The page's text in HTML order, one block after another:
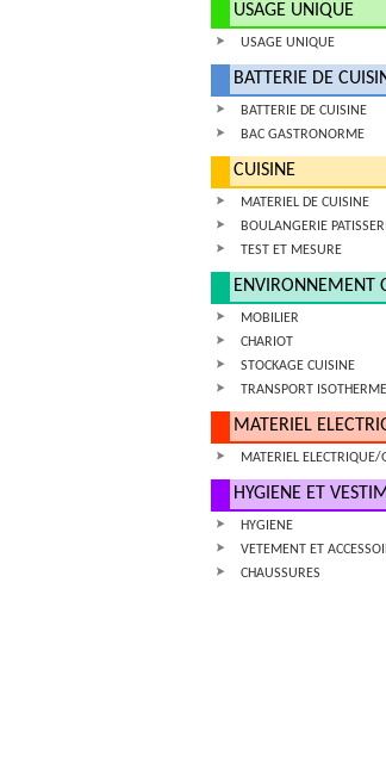
USAGE UNIQUE
USAGE UNIQUE
BATTERIE DE
BATTERIE DE CUISINE
BAC GASTRONORME
CUISINE
MATERIEL DE CUISINE
BOULANGERIE
TEST ET MESURE
ENVIRONNEMENT
MOBILIER
CHARIOT
STOCKAGE CUISINE
TRANSPORT ISOTHERME
MATERIEL
MATERIEL ELECTRIQUE/
HYGIENE ET
HYGIENE
VETEMENT ET
CHAUSSURES